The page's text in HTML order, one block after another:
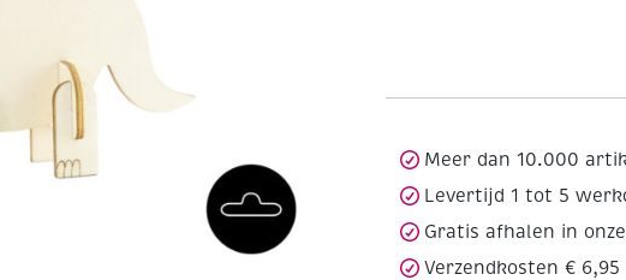
Meer dan 10.000
Levertijd 1 tot 5
Gratis afhalen in
Verzendkosten € 6,95